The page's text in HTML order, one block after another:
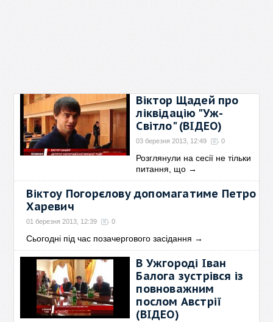
Віктор Щадей про
ліквідацію "Уж-
Світло" (ВІДЕО)
03 березня 2013, 12:49 0
Розглянули на сесії не тільки
питання, що →
Віктоу Погорєлову допомагатиме Петро
Харевич
01 березня 2013, 12:39 0
Сьогодні під час позачергового засідання →
В Ужгороді Іван
Балога зустрівся із
повноважним
послом Австрії
(ВІДЕО)